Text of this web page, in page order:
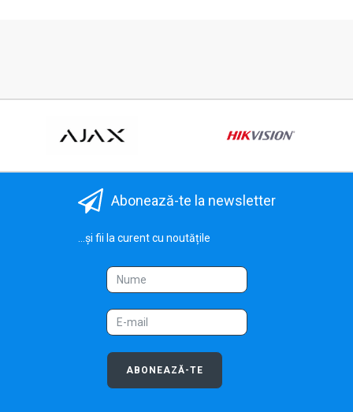
Abonează-te la newsletter
...și fii la curent cu noutățile
ABONEAZĂ-TE